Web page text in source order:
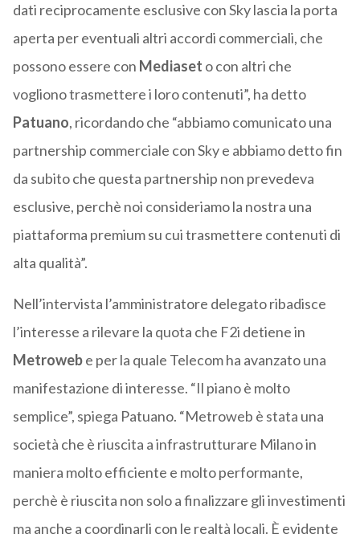
dati reciprocamente esclusive con Sky lascia la porta
aperta per eventuali altri accordi commerciali, che
possono essere con Mediaset o con altri che
vogliono trasmettere i loro contenuti”, ha detto
Patuano, ricordando che “abbiamo comunicato una
partnership commerciale con Sky e abbiamo detto fin
da subito che questa partnership non prevedeva
esclusive, perchè noi consideriamo la nostra una
piattaforma premium su cui trasmettere contenuti di
alta qualità”.
Nell’intervista l’amministratore delegato ribadisce
l’interesse a rilevare la quota che F2i detiene in
Metrowebe per la quale Telecom ha avanzato una
manifestazione di interesse. “Il piano è molto
semplice”, spiega Patuano. “Metroweb è stata una
società che è riuscita a infrastrutturare Milano in
maniera molto efficiente e molto performante,
perchè è riuscita non solo a finalizzare gli investimenti
ma anche a coordinarli con le realtà locali. È evidente